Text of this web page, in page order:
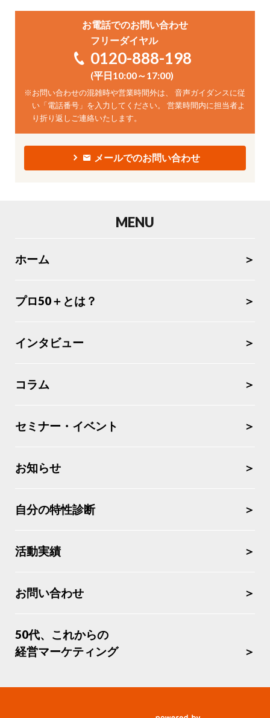
お電話でのお問い合わせ
フリーダイヤル
0120-888-198
(平日10:00～17:00)
※お問い合わせの混雑時や営業時間外は、 音声ガイダンスに従
い「電話番号」を入力してください。 営業時間内に担当者よ
り折り返しご連絡いたします。
メールでのお問い合わせ
MENU
ホーム
プロ50＋とは？
インタビュー
コラム
セミナー・イベント
お知らせ
自分の特性診断
活動実績
お問い合わせ
50代、これからの
経営マーケティング